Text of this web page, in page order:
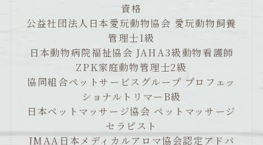
資格
公益社団法人日本愛玩動物協会 愛玩動物飼養
管理士1級
日本動物病院福祉協会 JAHA3級動物看護師
ZPK家庭動物管理士2級
協同組合ペットサービスグループ プロフェッ
ショナルトリマーB級
日本ペットマッサージ協会 ペットマッサージ
セラピスト
JMAA日本メディカルアロマ協会認定アドバ